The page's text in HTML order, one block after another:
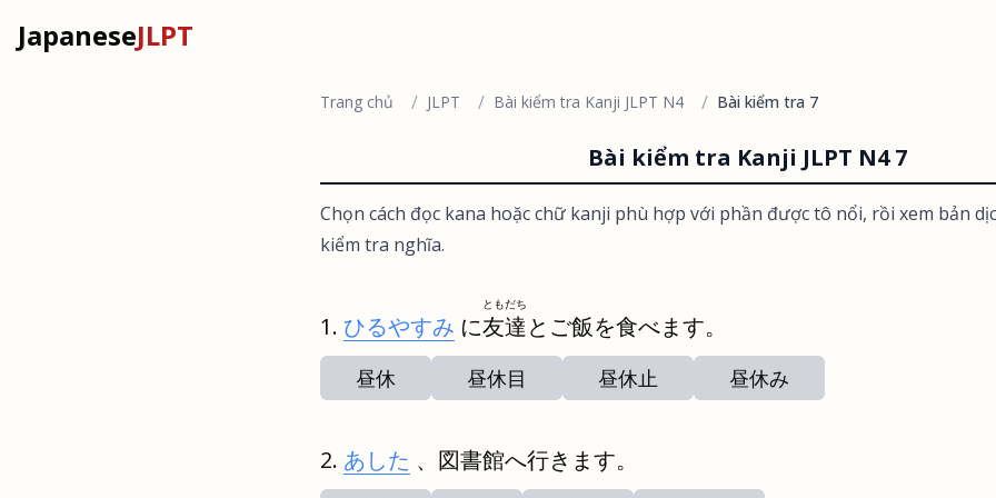
JapaneseJLPT
Trang chủ / JLPT / Bài kiểm tra Kanji JLPT N4 / Bài kiểm tra 7
Bài kiểm tra Kanji JLPT N4 7
Chọn cách đọc kana hoặc chữ kanji phù hợp với phần được tô nổi, rồi xem bản
kiểm tra nghĩa.
ひるやすみ に友達
ともだち
とご飯を食べます。
昼休 昼休目 昼休止 昼休み
あした 、図書館へ行きます。